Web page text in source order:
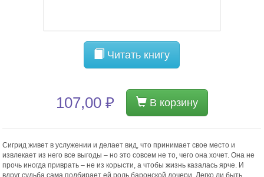
Читать книгу
107,00 ₽ В корзину
Сигрид живет в услужении и делает вид, что принимает свое место и
извлекает из него все выгоды – но это совсем не то, чего она хочет. Она не
прочь иногда приврать – не из корысти, а чтобы жизнь казалась ярче. И